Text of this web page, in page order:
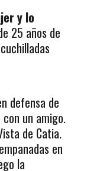
y lo
25 años de
defensa de
un amigo.
de Catia.
en
la